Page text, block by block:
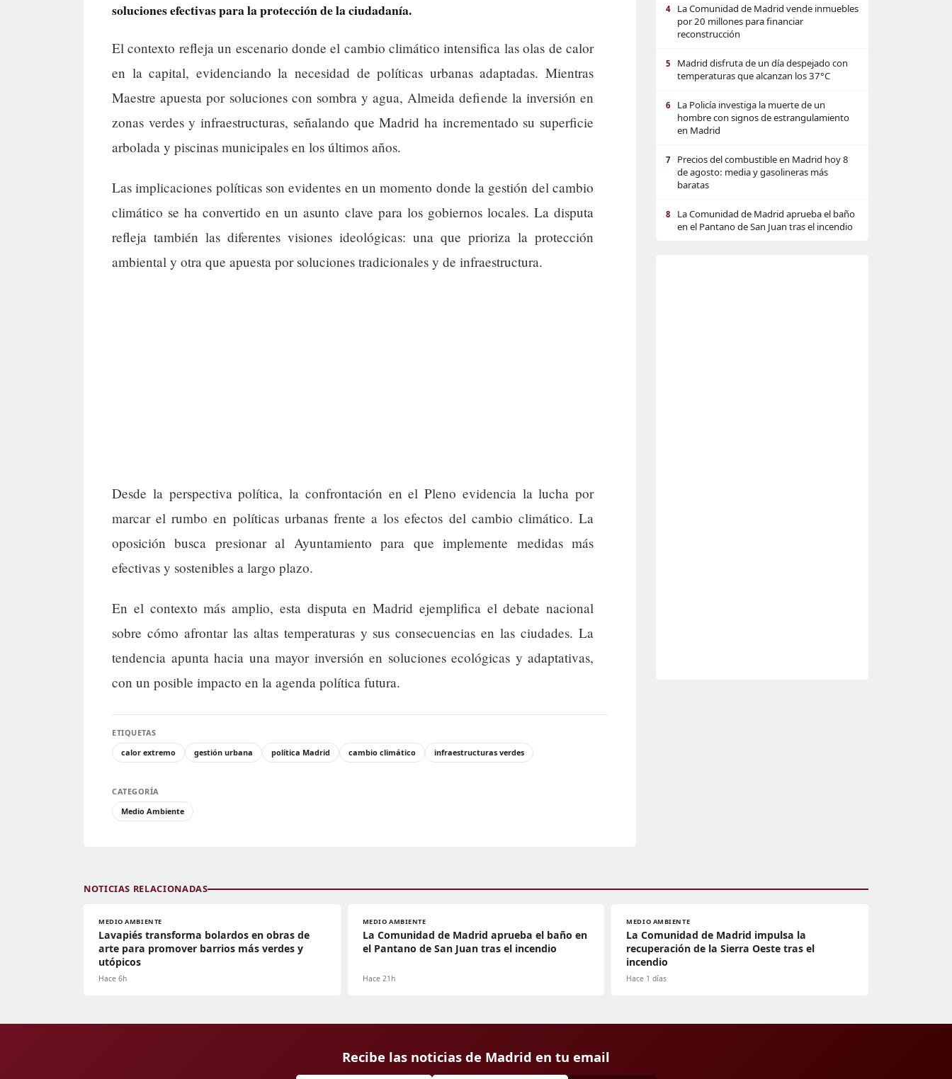
soluciones efectivas para la protección de la ciudadanía.
El contexto refleja un escenario donde el cambio climático intensifica las olas de calor
en la capital, evidenciando la necesidad de políticas urbanas adaptadas. Mientras
Maestre apuesta por soluciones con sombra y agua, Almeida defiende la inversión en
zonas verdes y infraestructuras, señalando que Madrid ha incrementado su superficie
arbolada y piscinas municipales en los últimos años.
Las implicaciones políticas son evidentes en un momento donde la gestión del cambio
climático se ha convertido en un asunto clave para los gobiernos locales. La disputa
refleja también las diferentes visiones ideológicas: una que prioriza la protección
ambiental y otra que apuesta por soluciones tradicionales y de infraestructura.
Desde la perspectiva política, la confrontación en el Pleno evidencia la lucha por
marcar el rumbo en políticas urbanas frente a los efectos del cambio climático. La
oposición busca presionar al Ayuntamiento para que implemente medidas más
efectivas y sostenibles a largo plazo.
En el contexto más amplio, esta disputa en Madrid ejemplifica el debate nacional
sobre cómo afrontar las altas temperaturas y sus consecuencias en las ciudades. La
tendencia apunta hacia una mayor inversión en soluciones ecológicas y adaptativas,
con un posible impacto en la agenda política futura.
ETIQUETAS
calor extremo
gestión urbana política Madrid cambio climático infraestructuras verdes
CATEGORÍA
Medio Ambiente
4
La Comunidad de Madrid vende inmuebles
por 20 millones para financiar
reconstrucción
5
Madrid disfruta de un día despejado con
temperaturas que alcanzan los 37°C
6
La Policía investiga la muerte de un
hombre con signos de estrangulamiento
en Madrid
7
Precios del combustible en Madrid hoy 8
de agosto: media y gasolineras más
baratas
8
La Comunidad de Madrid aprueba el baño
en el Pantano de San Juan tras el incendio
NOTICIAS RELACIONADAS
MEDIO AMBIENTE
Lavapiés transforma bolardos en obras de
arte para promover barrios más verdes y
utópicos
Hace 6h
MEDIO AMBIENTE
La Comunidad de Madrid aprueba el baño en
el Pantano de San Juan tras el incendio
Hace 21h
MEDIO AMBIENTE
La Comunidad de Madrid impulsa la
recuperación de la Sierra Oeste tras el
incendio
Hace 1 días
Recibe las noticias de Madrid en tu email